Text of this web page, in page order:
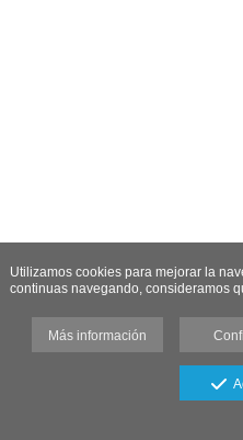
Utilizamos cookies para mejorar la
continuas navegando, consideramos
Más información